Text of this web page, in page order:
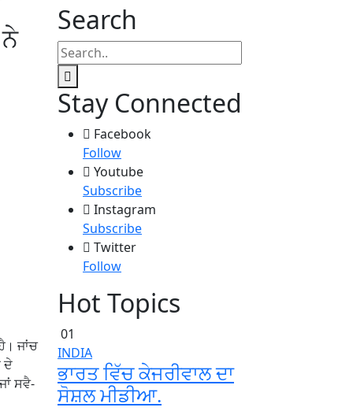
ਜਾਂਚ
ਦੇ
ਸਵੈ-
Search
Stay Connected
Facebook
Follow
Youtube
Subscribe
Instagram
Subscribe
Twitter
Follow
Hot Topics
01
INDIA
ਭਾਰਤ ਵਿੱਚ ਕੇਜਰੀਵਾਲ ਦਾ
ਸੋਸ਼ਲ ਮੀਡੀਆ.